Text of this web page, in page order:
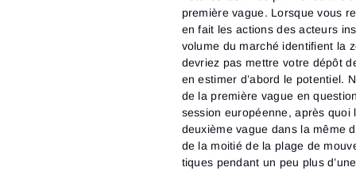
première vague. Lorsque vous
en fait les actions des acteurs
volume du marché identifient la
devriez pas mettre votre dépôt
en estimer d’abord le potentiel.
de la première vague en
session européenne, après
deuxième vague dans la même
de la moitié de la plage de
tiques pendant un peu plus